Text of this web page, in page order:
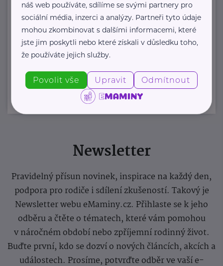
+420 800 100 150
info@hartmanndirect.cz
Zobrazit přehled společností
Newsletter
Pravidelný přísun novinek, inspirace na každý den,
podpora pro rodiče i sdílení zkušeností. Takový je
Newsletter webu eMaminy.cz. Přihlaste se k jeho
odběru a čtěte o tématech, které vám pomohou
v náročném období nebo zpříjemní rodinný život.
Buďte první, kdo se dozví o nových článcích, akcích a
událostech. Prosíme, potvrďte odběr ve vaší e-
náš web používáte, sdílíme se svými partnery pro
sociální média, inzerci a analýzy. Partneři tyto údaje
mohou zkombinovat s dalšími informacemi, které
jste jim poskytli nebo které získali v důsledku toho,
že používáte jejich služby.
Povolit vše Upravit Odmítnout